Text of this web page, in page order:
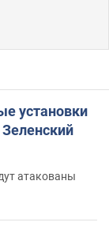
установки
Зеленский
атакованы